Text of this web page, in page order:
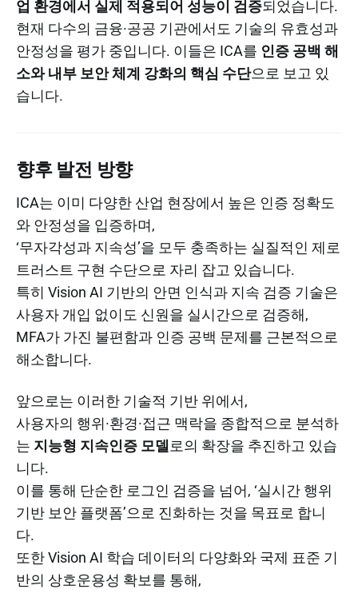
업 환경에서 실제 적용되어 성능이 검증되었습니다.
현재 다수의 금융·공공 기관에서도 기술의 유효성과
안정성을 평가 중입니다. 이들은 ICA를 인증 공백 해
소와 내부 보안 체계 강화의 핵심 수단으로 보고 있
습니다.
향후 발전 방향
ICA는 이미 다양한 산업 현장에서 높은 인증 정확도
와 안정성을 입증하며,
‘무자각성과 지속성’을 모두 충족하는 실질적인 제로
트러스트 구현 수단으로 자리 잡고 있습니다.
특히 Vision AI 기반의 안면 인식과 지속 검증 기술은
사용자 개입 없이도 신원을 실시간으로 검증해,
MFA가 가진 불편함과 인증 공백 문제를 근본적으로
해소합니다.
앞으로는 이러한 기술적 기반 위에서,
사용자의 행위·환경·접근 맥락을 종합적으로 분석하
는 지능형 지속인증 모델로의 확장을 추진하고 있습
니다.
이를 통해 단순한 로그인 검증을 넘어, ‘실시간 행위
기반 보안 플랫폼’으로 진화하는 것을 목표로 합니
다.
또한 Vision AI 학습 데이터의 다양화와 국제 표준 기
반의 상호운용성 확보를 통해,